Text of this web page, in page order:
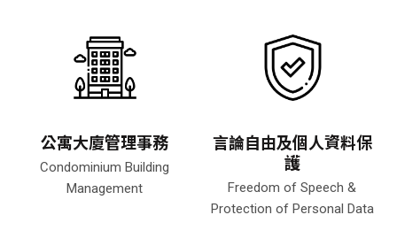
公寓大廈管理事務
Condominium Building
Management
言論自由及個人資料保
護
Freedom of Speech &
Protection of Personal Data